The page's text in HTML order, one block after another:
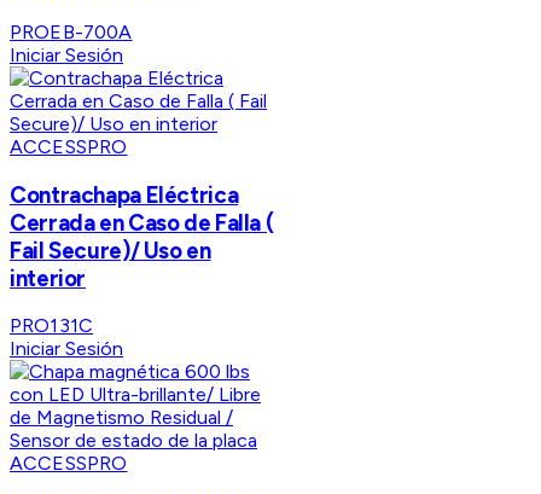
PROEB-700A
Iniciar Sesión
ACCESSPRO
Contrachapa Eléctrica
Cerrada en Caso de Falla (
Fail Secure)/ Uso en
interior
PRO131C
Iniciar Sesión
ACCESSPRO